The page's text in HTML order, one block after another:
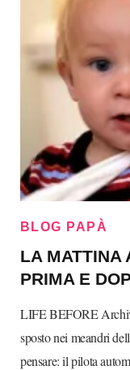
BLOG PAPÀ
LA MATTINA
PRIMA E
LIFE BEFORE
sposto nei meandri
pensare: il pilota